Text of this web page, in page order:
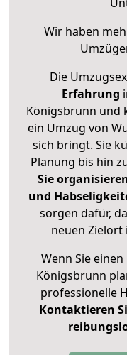
Wir haben
Die
Erfahrung
Königsbrunn und
ein Umzug von
sich bringt. Sie
Planung bis hin
Sie
und
sorgen dafür,
neuen
Wenn Sie
Königsbrunn
professionelle
Kontaktieren